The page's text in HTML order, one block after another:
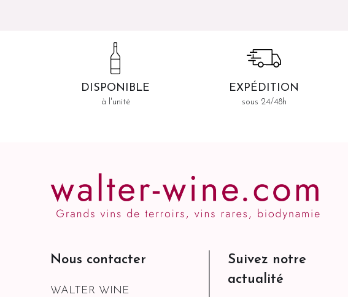
DISPONIBLE
à l'unité
EXPÉDITION
sous 24/48h
Nous contacter
WALTER WINE
Suivez notre
actualité